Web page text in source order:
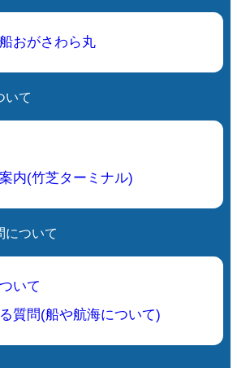
おがさわら丸
いて
内(竹芝ターミナル)
について
いて
質問(船や航海について)